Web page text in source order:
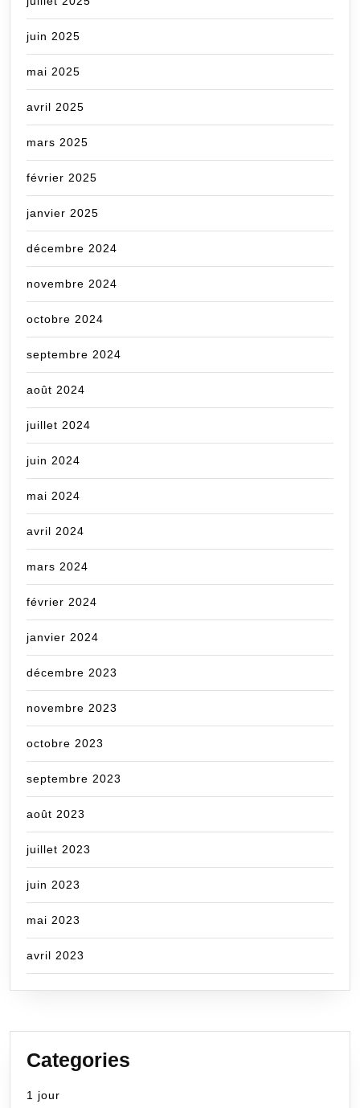
juin 2025
mai 2025
avril 2025
mars 2025
février 2025
janvier 2025
décembre 2024
novembre 2024
octobre 2024
septembre 2024
août 2024
juillet 2024
juin 2024
mai 2024
avril 2024
mars 2024
février 2024
janvier 2024
décembre 2023
novembre 2023
octobre 2023
septembre 2023
août 2023
juillet 2023
juin 2023
mai 2023
avril 2023
Categories
1 jour